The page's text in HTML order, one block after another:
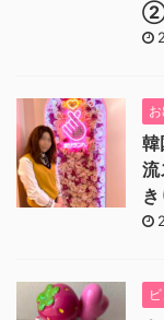
②
韓
流